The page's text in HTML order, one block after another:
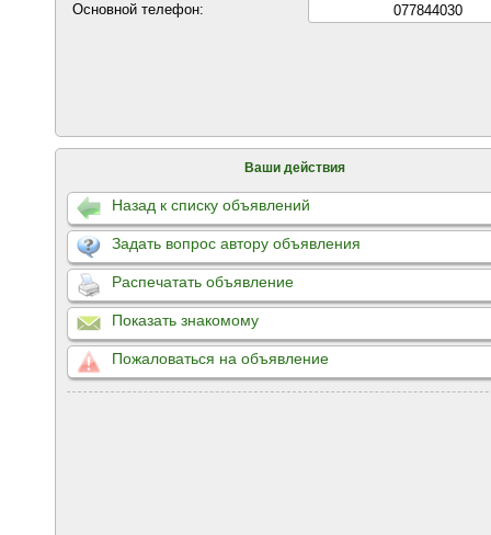
Основной телефон: 077844030
Ваши действия
Назад к списку объявлений
Задать вопрос автору объявления
Распечатать объявление
Показать знакомому
Пожаловаться на объявление